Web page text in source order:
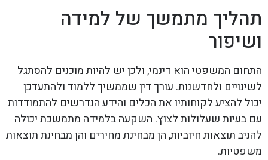
תהליך מתמשך של למידה
ושיפור
התחום המשפטי הוא דינמי, ולכן יש להיות מוכנים להסתגל
לשינויים ולחדשנות. עורך דין שממשיך ללמוד ולהתעדכן
יכול להציע לקוחותיו את הכלים והידע הנדרשים להתמודדות
עם בעיות שעלולות לצוץ. השקעה בלמידה מתמשכת יכולה
להניב תוצאות חיוביות, הן מבחינת מחירים והן מבחינת תוצאות
משפטיות.